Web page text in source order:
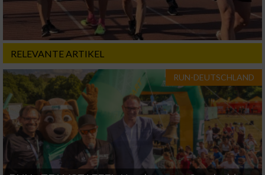
RELEVANTE ARTIKEL
RUN-DEUTSCHLAND
Werbung